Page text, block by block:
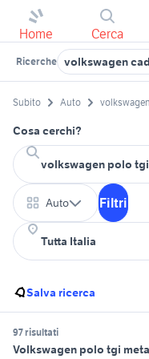
Home Cerca
Ricerche volkswagen
Subito Auto
Cosa cerchi?
Auto Filtri
Salva ricerca
97 risultati
Volkswagen polo tgi